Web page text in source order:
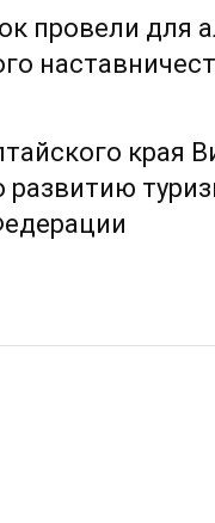
провели для
края